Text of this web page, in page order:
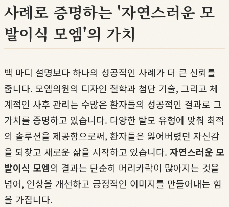
사례로 증명하는 '자연스러운 모
발이식 모엠'의 가치
백 마디 설명보다 하나의 성공적인 사례가 더 큰 신뢰를
줍니다. 모엠의원의 디자인 철학과 첨단 기술, 그리고 체
계적인 사후 관리는 수많은 환자들의 성공적인 결과로 그
가치를 증명하고 있습니다. 다양한 탈모 유형에 맞춰 최적
의 솔루션을 제공함으로써, 환자들은 잃어버렸던 자신감
을 되찾고 새로운 삶을 시작하고 있습니다. 자연스러운 모
발이식 모엠의 결과는 단순히 머리카락이 많아지는 것을
넘어, 인상을 개선하고 긍정적인 이미지를 만들어내는 힘
을 가집니다.